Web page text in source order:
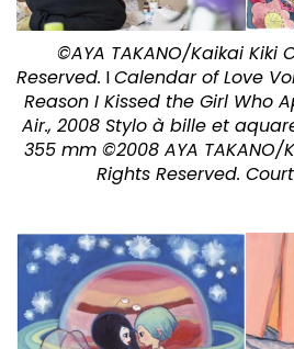
©AYA TAKANO/Kaikai Kiki
Reserved. ICalendar of Love
Reason I Kissed the Girl Who
Air., 2008 Stylo à bille et
355 mm ©2008 AYA TAKANO/
Rights Reserved.